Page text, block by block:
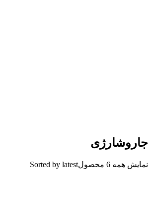
جاروشارژی
نمایش همه 6 محصول Sorted by latest